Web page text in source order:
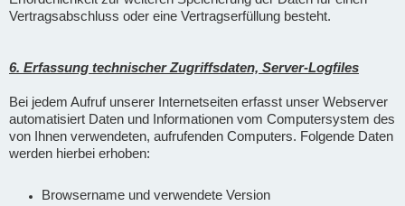
Vertragsabschluss oder eine Vertragserfüllung besteht.
6. Erfassung technischer Zugriffsdaten, Server-Logfiles
Bei jedem Aufruf unserer Internetseiten erfasst unser Webserver
automatisiert Daten und Informationen vom Computersystem des
von Ihnen verwendeten, aufrufenden Computers. Folgende Daten
werden hierbei erhoben:
Browsername und verwendete Version